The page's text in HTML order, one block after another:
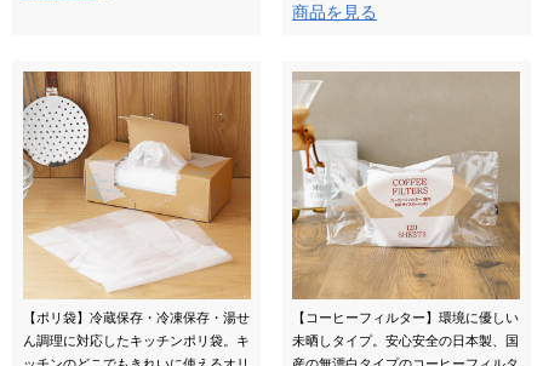
商品を見る
【ポリ袋】冷蔵保存・冷凍保存・湯せ
ん調理に対応したキッチンポリ袋。キ
【コーヒーフィルター】環境に優しい
未晒しタイプ。安心安全の日本製、国